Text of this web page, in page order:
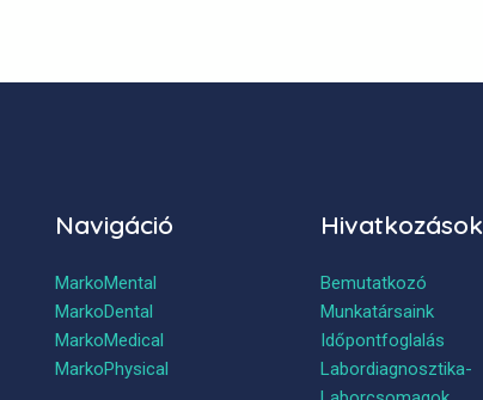
Navigáció
MarkoMental
MarkoDental
MarkoMedical
MarkoPhysical
Hivatkozások
Bemutatkozó
Munkatársaink
Időpontfoglalás
Labordiagnosztika-